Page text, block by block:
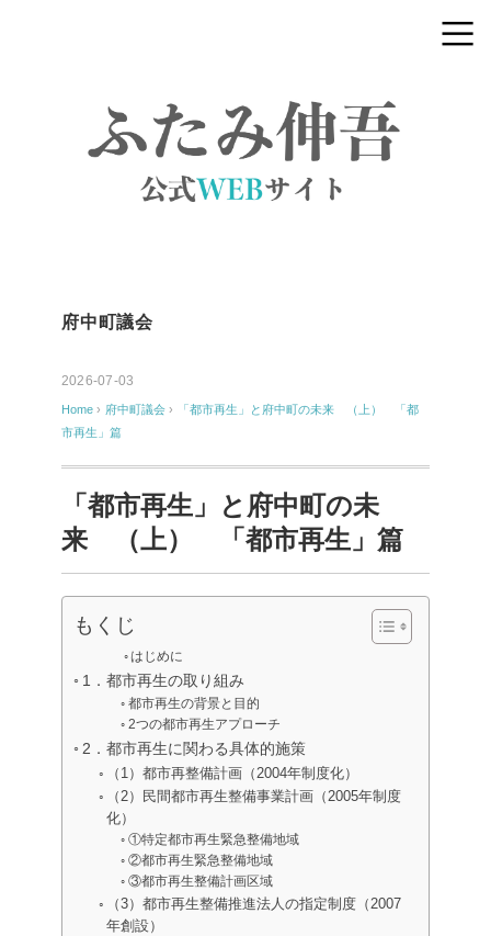
府中町議会
2026-07-03
Home › 府中町議会 ›
「都市再生」と府中町の未来 （上） 「都
市再生」篇
「都市再生」と府中町の未
来 （上） 「都市再生」篇
もくじ
はじめに
1．都市再生の取り組み
都市再生の背景と目的
2つの都市再生アプローチ
2．都市再生に関わる具体的施策
（1）都市再整備計画（2004年制度化）
（2）民間都市再生整備事業計画（2005年制度
化）
①特定都市再生緊急整備地域
②都市再生緊急整備地域
③都市再生整備計画区域
（3）都市再生整備推進法人の指定制度（2007
年創設）